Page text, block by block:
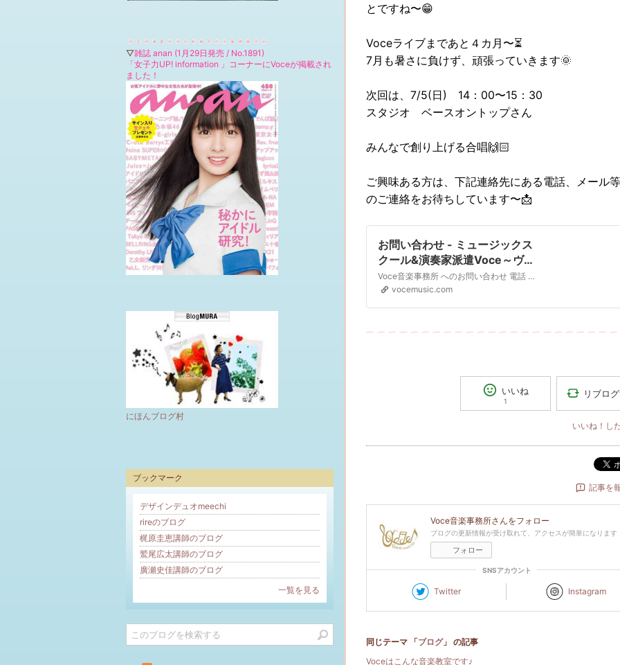
とですね〜😁
Voceライブまであと４カ月〜⏳
7月も暑さに負けず、頑張っていきます🌞
次回は、7/5(日) 14：00〜15：30
スタジオ ベースオントップさん
みんなで創り上げる合唱🙌🏻
ご興味ある方は、下記連絡先にある電話、メール
のご連絡をお待ちしています〜📩
お問い合わせ - ミュージックス
クール&演奏家派遣Voce～ヴォ
ーチェ～
Voce音楽事務所 へのお問い合わせ 電話 03-5391-0086（受付時間 11:00～20:
vocemusic.com
いいね
1
リブロ
いいね！し
記事を
Voce音楽事務所さんをフォロー
ブログの更新情報が受け取れて、アクセスが簡単になります
フォロー
SNSアカウント
Twitter Instagram
同じテーマ 「ブログ」 の記事
Voceはこんな音楽教室です♪
▽雑誌 anan (1月29日発売 / No.1891)
「女子力UP! information 」コーナーにVoceが掲載され
ました！
にほんブログ村
ブックマーク
デザインデュオmeechi
rireのブログ
梶原圭恵講師のブログ
鷲尾広太講師のブログ
廣瀬史佳講師のブログ
一覧を見る